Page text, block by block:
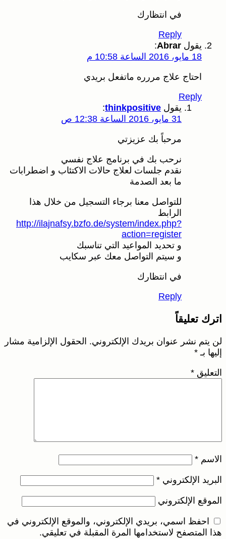
في انتظارك
Reply
يقول Abrar
:
18 مايو، 2016 الساعة 10:58 م
احتاج علاج مررره ماتفعل بريدي
Reply
يقول thinkpositive
:
31 مايو، 2016 الساعة 12:38 ص
مرحباً بك عزيزتي
نرحب بك في برنامج علاج نفسي
نقدم جلسات لعلاج حالات الاكتئاب و اضطرابات
ما بعد الصدمة
للتواصل معنا برجاء التسجيل من خلال هذا
الرابط
http://ilajnafsy.bzfo.de/system/index.php?
action=register
و تحديد المواعيد التي تناسبك
و سيتم التواصل معك عبر سكايب
في انتظارك
Reply
اترك تعليقاً
لن يتم نشر عنوان بريدك الإلكتروني. الحقول الإلزامية مشار
إليها بـ *
التعليق *
الاسم *
البريد الإلكتروني *
الموقع الإلكتروني
احفظ اسمي، بريدي الإلكتروني، والموقع الإلكتروني في
هذا المتصفح لاستخدامها المرة المقبلة في تعليقي.